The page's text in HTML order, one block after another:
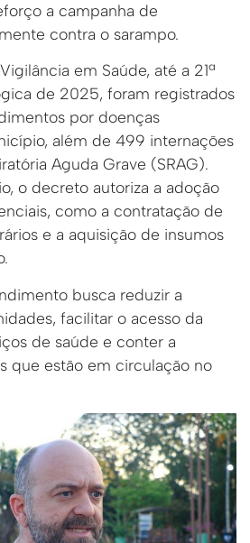
a campanha de
contra o sarampo.
em Saúde, até a 21ª
de 2025, foram registrados
por doenças
além de 499 internações
Aguda Grave (SRAG).
o decreto autoriza a adoção
como a contratação de
e a aquisição de insumos
busca reduzir a
facilitar o acesso da
de saúde e conter a
que estão em circulação no